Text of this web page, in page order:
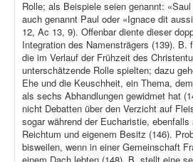
Rolle; als Beispiele seien genannt:
auch genannt Paul oder «Ignace dit
12, Ac 13, 9). Offenbar diente dieser
Integration des Namensträgers (139). B.
die im Verlauf der Frühzeit des
unterschätzende Rolle spielten; dazu
Ehe und die Keuschheit, ein Thema,
als sechs Abhandlungen gewidmet hat
nicht Debatten über den Verzicht auf
sogar während der Eucharistie,
Reichtum und eigenem Besitz (146).
bisweilen, wenn in einer Gemeinschaft